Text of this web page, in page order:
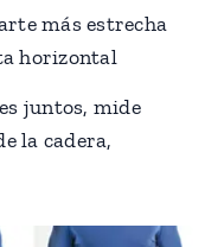
más estrecha
horizontal
juntos, mide
la cadera,